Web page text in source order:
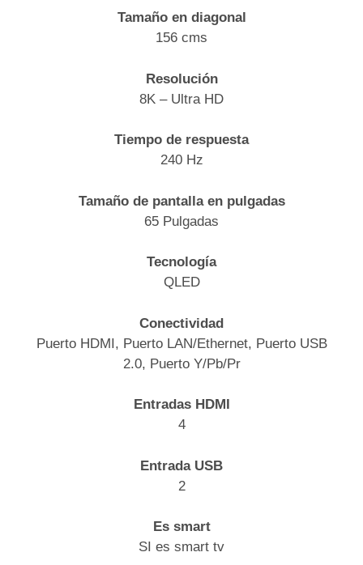
Tamaño en diagonal
156 cms
Resolución
8K – Ultra HD
Tiempo de respuesta
240 Hz
Tamaño de pantalla en pulgadas
65 Pulgadas
Tecnología
QLED
Conectividad
Puerto HDMI, Puerto LAN/Ethernet, Puerto USB
2.0, Puerto Y/Pb/Pr
Entradas HDMI
4
Entrada USB
2
Es smart
SI es smart tv